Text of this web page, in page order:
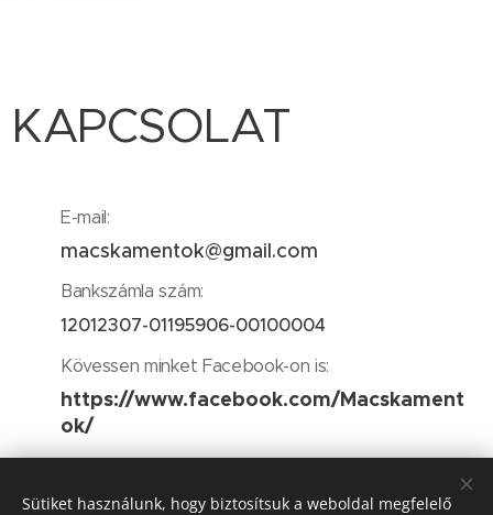
KAPCSOLAT
E-mail:
macskamentok@gmail.com
Bankszámla szám:
12012307-01195906-00100004
Kövessen minket Facebook-on is:
https://www.facebook.com/Macskament
ok/
https://macskamentok.blog.hu
Sütiket használunk, hogy biztosítsuk a weboldal megfelelő